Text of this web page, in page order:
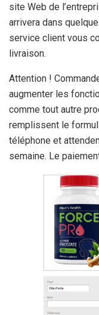
site Web de
arrivera dans
service client vous
livraison.
Attention !
augmenter les
comme tout autre
remplissent le
téléphone et
semaine. Le